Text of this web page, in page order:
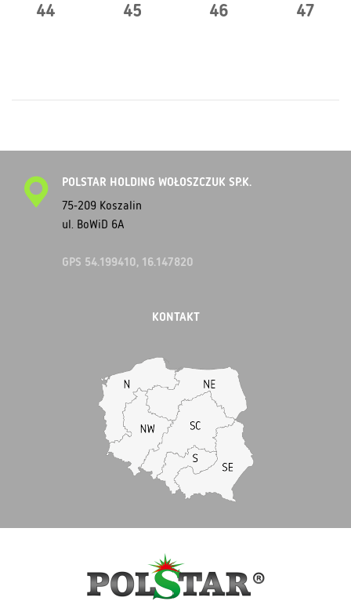
44 45 46 47
POLSTAR HOLDING WOŁOSZCZUK SP.K.
75-209 Koszalin
ul. BoWiD 6A
GPS 54.199410, 16.147820
KONTAKT